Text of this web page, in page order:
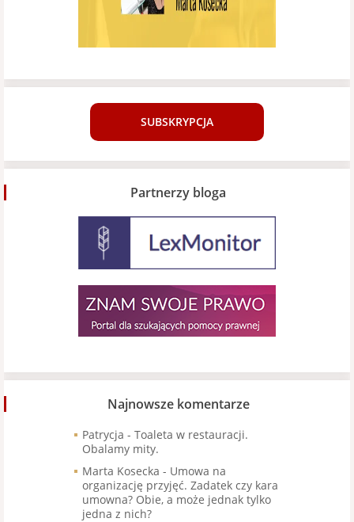
SUBSKRYPCJA
Partnerzy bloga
Najnowsze komentarze
Patrycja - Toaleta w restauracji.
Obalamy mity.
Marta Kosecka - Umowa na
organizację przyjęć. Zadatek czy kara
umowna? Obie, a może jednak tylko
jedna z nich?